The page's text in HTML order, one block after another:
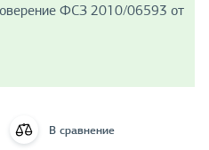
ФСЗ 2010/06593 от
В сравнение